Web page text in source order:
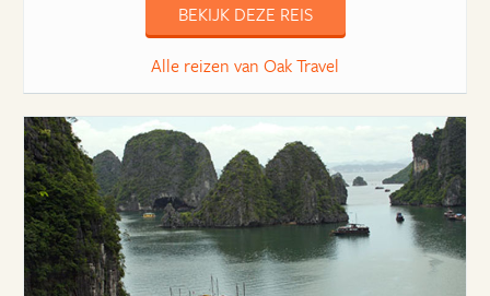
BEKIJK DEZE REIS
Alle reizen van Oak Travel